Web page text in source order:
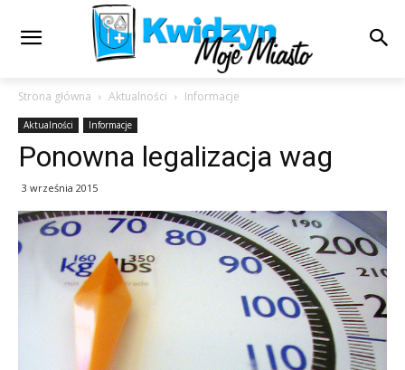
Strona główna Aktualności Informacje
Aktualności Informacje
Ponowna legalizacja wag
3 września 2015